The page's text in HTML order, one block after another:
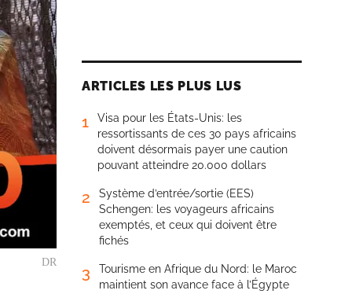
DR
ARTICLES LES PLUS LUS
1
Visa pour les États-Unis: les
ressortissants de ces 30 pays africains
doivent désormais payer une caution
pouvant atteindre 20.000 dollars
2
Système d’entrée/sortie (EES)
Schengen: les voyageurs africains
exemptés, et ceux qui doivent être
fichés
3
Tourisme en Afrique du Nord: le Maroc
maintient son avance face à l’Égypte